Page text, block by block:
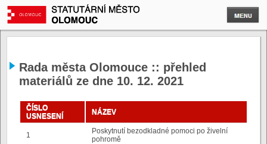
Rada města Olomouce :: přehled
materiálů ze dne 10. 12. 2021
ČÍSLO
USNESENÍ
NÁZEV
1
Poskytnutí bezodkladné pomoci po živelní
pohromě